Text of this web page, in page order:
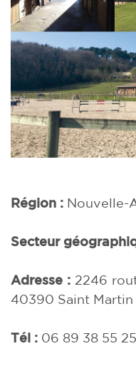
Région : Nouvelle-
Secteur
Adresse : 2246
40390 Saint
Tél : 06 89 38 55 25